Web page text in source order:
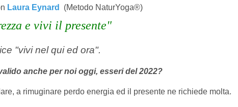
Laura Eynard (Metodo NaturYoga®)
e vivi il presente"
"vivi nel qui ed ora".
anche per noi oggi, esseri del 2022?
a rimuginare perdo energia ed il presente ne richiede molta.